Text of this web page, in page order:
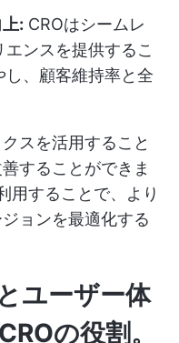
: CROはシームレ
ンスを提供するこ
し、顧客維持率と全
スを活用すること
することができま
用することで、より
ョンを最適化する
ユーザー体
の役割。